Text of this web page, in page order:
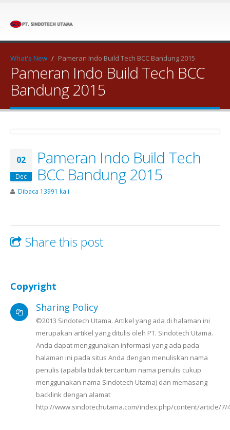
What's New / Pameran Indo Build Tech BCC Bandung 2015
Pameran Indo Build Tech BCC
Bandung 2015
02
Dec
Pameran Indo Build Tech
BCC Bandung 2015
Dibaca 13991 kali
Share this post
Copyright
Sharing Policy
©2013 Sindotech Utama. Artikel yang ada di halaman ini
merupakan artikel yang ditulis oleh PT. Sindotech Utama.
Anda dapat menggunakan informasi yang ada pada
halaman ini pada situs Anda dengan menuliskan nama
penulis (apabila tidak tercantum nama penulis cukup
menggunakan nama Sindotech Utama) dan memasang
backlink dengan alamat
http://www.sindotechutama.com/index.php/content/article/7/